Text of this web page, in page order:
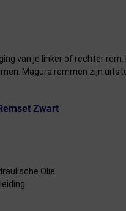
van je linker of rechter
Magura remmen zijn
Zwart
Olie